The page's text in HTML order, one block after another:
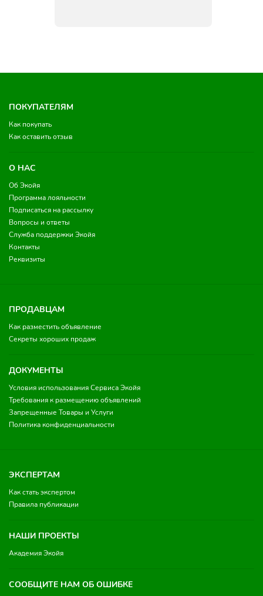
ПОКУПАТЕЛЯМ
Как покупать
Как оставить отзыв
О НАС
Об Экойя
Программа лояльности
Подписаться на рассылку
Вопросы и ответы
Служба поддержки Экойя
Контакты
Реквизиты
ПРОДАВЦАМ
Как разместить объявление
Секреты хороших продаж
ДОКУМЕНТЫ
Условия использования Сервиса Экойя
Требования к размещению объявлений
Запрещенные Товары и Услуги
Политика конфиденциальности
ЭКСПЕРТАМ
Как стать экспертом
Правила публикации
НАШИ ПРОЕКТЫ
Академия Экойя
СООБЩИТЕ НАМ ОБ ОШИБКЕ